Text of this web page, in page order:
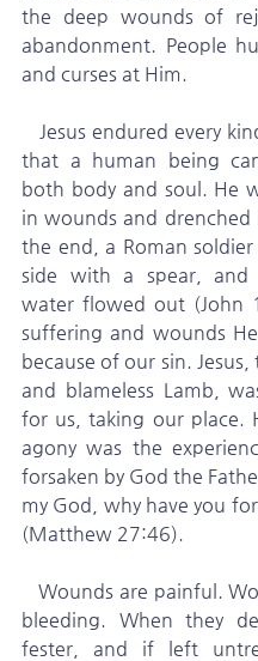
the deep wounds of
abandonment. People
and curses at Him.
that a human being
both body and soul. He
in wounds and drenched
the end, a Roman soldier
side with a spear, and
water flowed out (John
suffering and wounds
because of our sin. Jesus,
and blameless Lamb,
for us, taking our place.
agony was the
forsaken by God the
my God, why have you
(Matthew 27:46).
   Wounds are painful. Wounds cause
bleeding. When they
fester, and if left